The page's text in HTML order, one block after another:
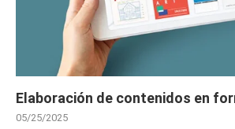
Elaboración de contenidos en
05/25/2025